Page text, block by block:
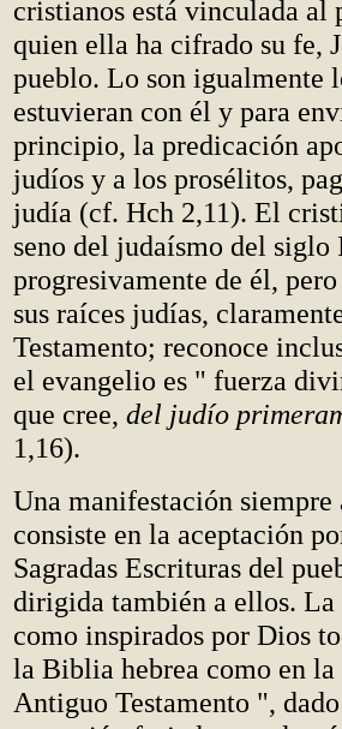
cristianos está vinculada
quien ella ha cifrado su fe,
pueblo. Lo son igualmente
estuvieran con él y para
principio, la predicación
judíos y a los prosélitos,
judía (cf. Hch 2,11). El
seno del judaísmo del siglo
progresivamente de él,
sus raíces judías,
Testamento; reconoce
el evangelio es " fuerza
que cree, del judío
1,16).
Una manifestación
consiste en la aceptación
Sagradas Escrituras del
dirigida también a ellos.
como inspirados por Dios
la Biblia hebrea como en
Antiguo Testamento ",